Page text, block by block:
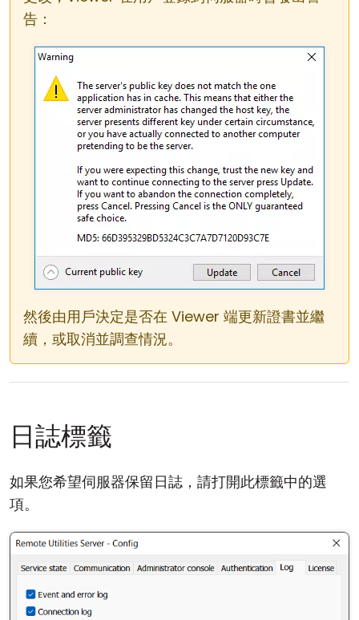
告：
然後由用戶決定是否在 Viewer 端更新證書並繼
續，或取消並調查情況。
日誌標籤
如果您希望伺服器保留日誌，請打開此標籤中的選
項。